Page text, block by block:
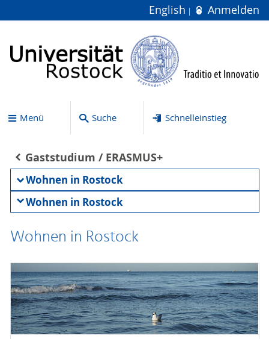
English Anmelden
Menü Suche Schnelleinstieg
Gaststudium / ERASMUS+
Wohnen in Rostock
Wohnen in Rostock
Wohnen in Rostock